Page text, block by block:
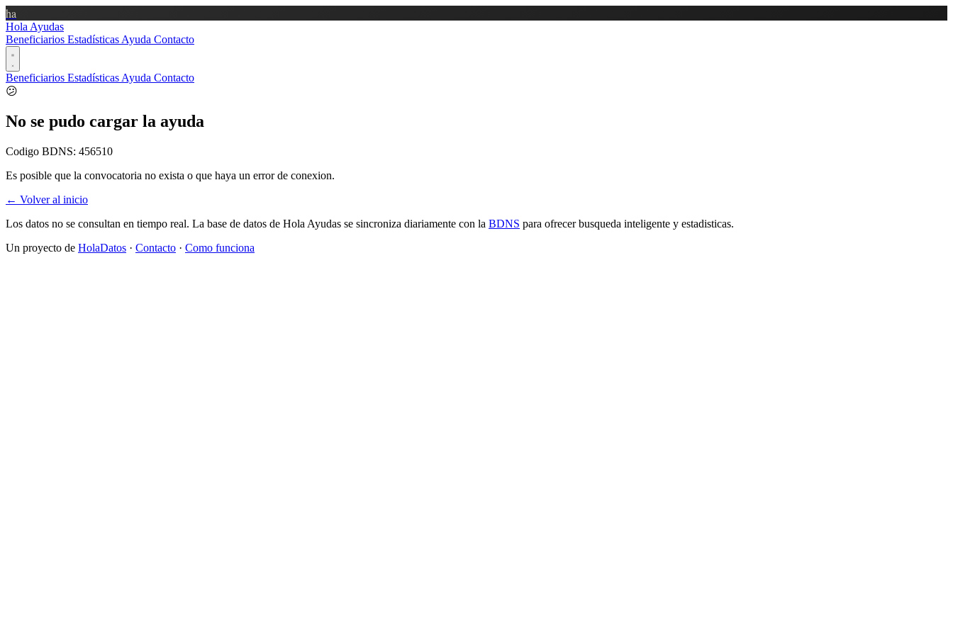
ha
Hola Ayudas
Beneficiarios Estadísticas Ayuda Contacto
Beneficiarios Estadísticas Ayuda Contacto
😕
No se pudo cargar la ayuda
Codigo BDNS: 456510
Es posible que la convocatoria no exista o que haya un error de conexion.
← Volver al inicio
Los datos no se consultan en tiempo real. La base de datos de Hola Ayudas se sincroniza diariamente con la BDNS para ofrecer busqueda inteligente y estadisticas.
Un proyecto de HolaDatos · Contacto · Como funciona